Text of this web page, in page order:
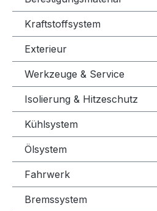
Kraftstoffsystem
Exterieur
Werkzeuge & Service
Isolierung & Hitzeschutz
Kühlsystem
Ölsystem
Fahrwerk
Bremssystem